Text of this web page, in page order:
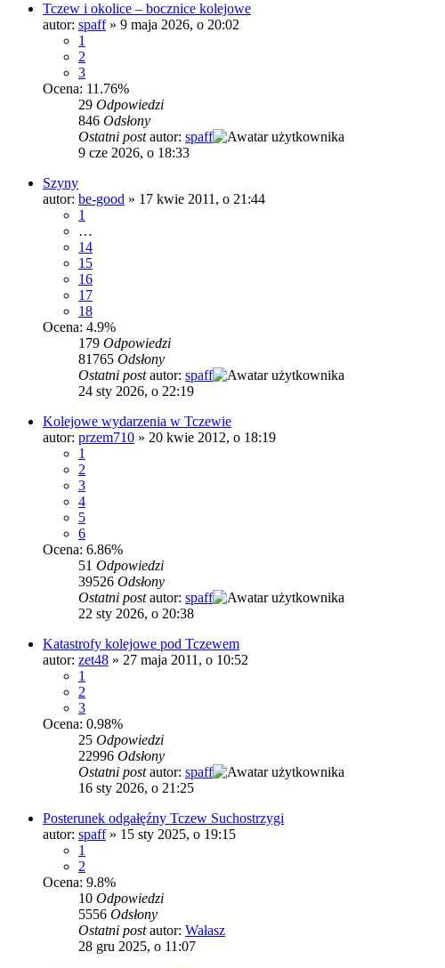
Tczew i okolice – bocznice kolejowe
autor: spaff» 9 maja 2026, o 20:02
1
2
3
Ocena: 11.76%
29 Odpowiedzi
846 Odsłony
Ostatni postautor: spaff
9 cze 2026, o 18:33
Szyny
autor: be-good » 17 kwie 2011, o 21:44
1
…
14
15
16
17
18
Ocena: 4.9%
179 Odpowiedzi
81765 Odsłony
Ostatni postautor: spaff
24 sty 2026, o 22:19
Kolejowe wydarzenia w Tczewie
autor: przem710 » 20 kwie 2012, o 18:19
1
2
3
4
5
6
Ocena: 6.86%
51 Odpowiedzi
39526 Odsłony
Ostatni postautor: spaff
22 sty 2026, o 20:38
Katastrofy kolejowe pod Tczewem
autor: zet48 » 27 maja 2011, o 10:52
1
2
3
Ocena: 0.98%
25 Odpowiedzi
22996 Odsłony
Ostatni postautor: spaff
16 sty 2026, o 21:25
Posterunek odgałęźny Tczew Suchostrzygi
autor: spaff» 15 sty 2025, o 19:15
1
2
Ocena: 9.8%
10 Odpowiedzi
5556 Odsłony
Ostatni postautor: Wałasz
28 gru 2025, o 11:07